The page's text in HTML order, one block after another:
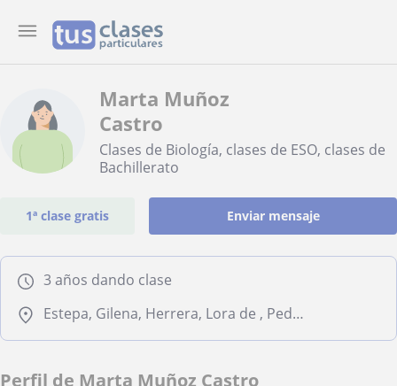
Marta Muñoz
Castro
Clases de Biología, clases de ESO, clases de
Bachillerato
1ª clase gratis Enviar mensaje
3 años dando clase
Estepa, Gilena, Herrera, Lora de , Pedrera, La Roda de Andalucía
Perfil de Marta Muñoz Castro